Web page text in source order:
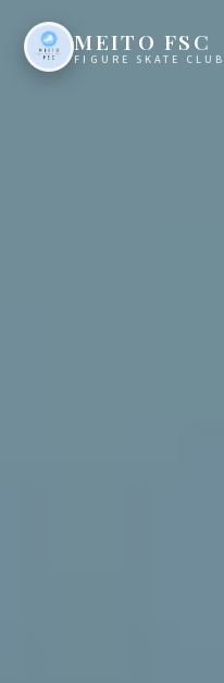
MEITO FSC
FIGURE SKATE CLUB